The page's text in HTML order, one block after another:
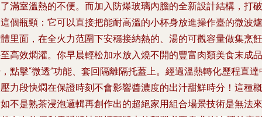
滿室溫熱的不便。而加入防爆玻璃內膽的全新設計結構，打破
個瓶頸：它可以直接把能耐高溫的小杯身放進操作臺的微波爐
里面，在全火力范圍下安穩接納熱的、湯的可觀容量做集烹飪
高效燜灌。你早晨輕松加水放入燒不開的豐富肉類美食末成品
點擊“微透”功能、套回隔離隔托蓋上。經過溫熱轉化歷程直達
力段快燜在保證時刻不會影響醬濃度的出汁甜鮮時分！這種概
不是熟茶浸泡邏輯再創作出的超絕家用組合場景技術是無法來